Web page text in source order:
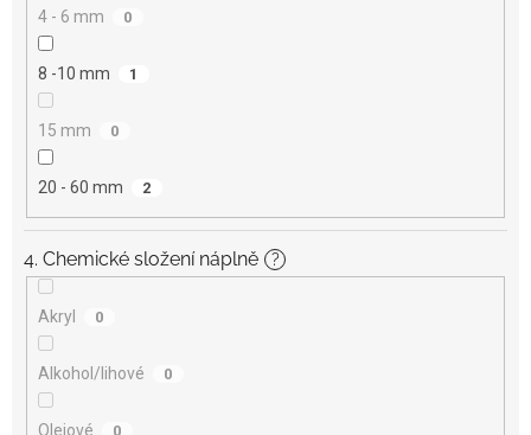
4 - 6 mm 0
8 -10 mm 1
15 mm 0
20 - 60 mm 2
4. Chemické složení náplně ?
Akryl 0
Alkohol/lihové 0
Olejové 0